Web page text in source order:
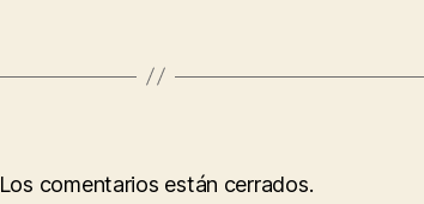
Los comentarios están cerrados.